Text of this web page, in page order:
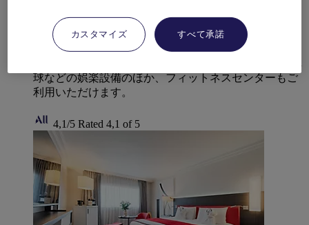
客さまは、シェフ自慢の料理をお楽しみください。ビ
ジネスにもレジャーにも、パリの静かな環境でゆっく
りとおくつろぎいただけます。滞在中は、ビリヤー
ド、ブール、ピンボール、Wii、アーケードゲーム、卓
球などの娯楽設備のほか、フィットネスセンターもご
利用いただけます。
4,1/5 Rated 4,1 of 5
カスタマイズ すべて承諾